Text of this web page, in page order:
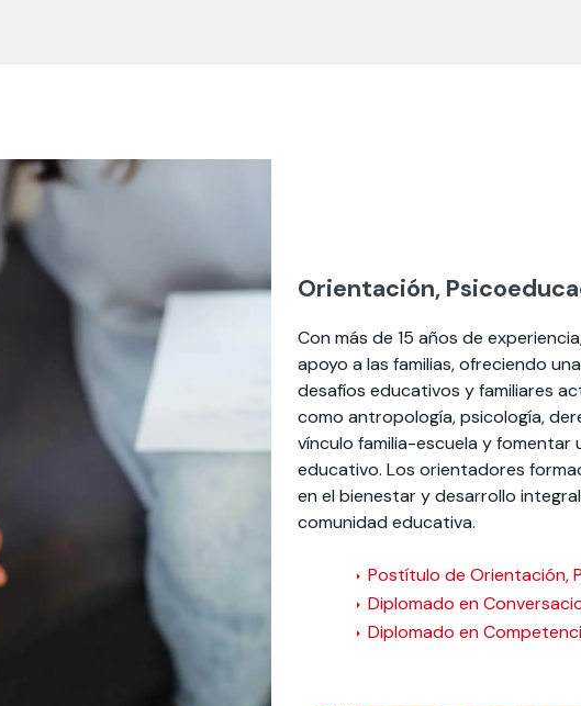
Orientación,
Con más de 15 años de
apoyo a las familias, ofreciendo
desafíos educativos y familiares
como antropología, psicología,
vínculo familia-escuela y
educativo. Los orientadores
en el bienestar y desarrollo
comunidad educativa.
Postítulo de Orientación,
Diplomado en
Diplomado en